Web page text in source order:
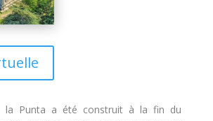
la Punta a été construit à la fin du